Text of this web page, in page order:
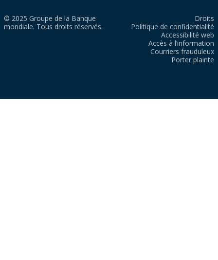
© 2025 Groupe de la Banque
mondiale. Tous droits réservés.
Droits
Politique de confidentialité
Accessibilité web
Accès à l’information
Courriers frauduleux
Porter plainte